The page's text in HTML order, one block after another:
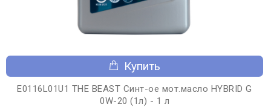
Купить
E0116L01U1 THE BEAST Синт-ое мот.масло HYBRID G
0W-20 (1л) - 1 л